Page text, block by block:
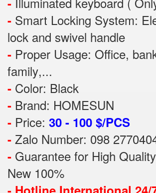
- Smart Locking System:
lock and swivel handle
- Proper Usage: Office,
family,...
- Color: Black
- Brand: HOMESUN
- Price: 30 - 100 $/PCS
- Zalo Number: 098
- Guarantee for High
New 100%